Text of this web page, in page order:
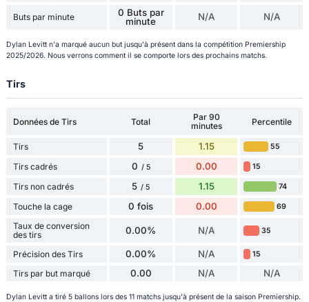
Buts par minute
0 Buts par
minute
N/A N/A
Dylan Levitt n'a marqué aucun but jusqu'à présent dans la compétition Premiership
2025/2026. Nous verrons comment il se comporte lors des prochains matchs.
Tirs
Données de Tirs Total
Par 90
minutes
Percentile
Tirs 5 1.15 55
Tirs cadrés 0 / 5 0.00 15
Tirs non cadrés 5 / 5 1.15 74
Touche la cage 0 fois 0.00 69
Taux de conversion
des tirs
0.00% N/A 35
Précision des Tirs 0.00% N/A 15
Tirs par but marqué 0.00 N/A N/A
Dylan Levitt a tiré 5 ballons lors des 11 matchs jusqu'à présent de la saison Premiership.